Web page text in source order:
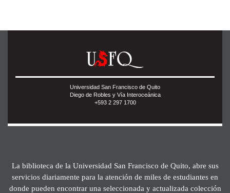
Universidad San Francisco de Quito
Diego de Robles y Vía Interoceánica
+593 2 297 1700
La biblioteca de la Universidad San Francisco de Quito, abre sus
servicios diariamente para la atención de miles de estudiantes en
donde pueden encontrar una seleccionada y actualizada colección